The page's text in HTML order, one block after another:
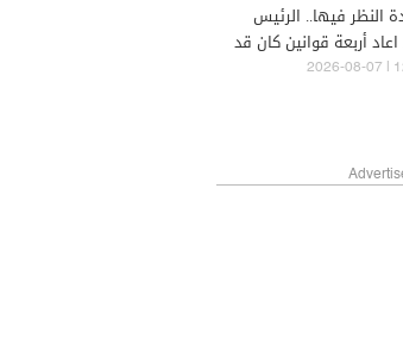
النظر فيها.. الرئيس
أربعة قوانين كان قد
مجلس النواب